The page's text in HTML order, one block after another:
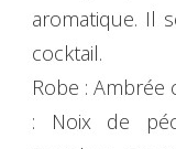
aromatique. Il
cocktail.
Robe : Ambrée
: Noix de